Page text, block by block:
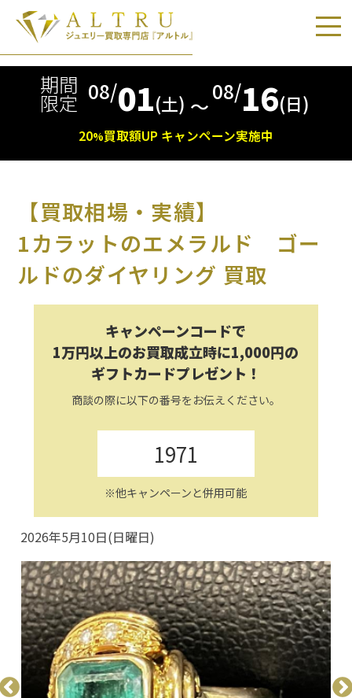
期間
限定 08/01(土) 〜
08/16(日)
20%買取額UP キャンペーン実施中
【買取相場・実績】
1カラットのエメラルド ゴー
ルドのダイヤリング 買取
キャンペーンコードで
1万円以上のお買取成立時に1,000円の
ギフトカードプレゼント！
商談の際に以下の番号をお伝えください。
1971
※他キャンペーンと併用可能
2026年5月10日(日曜日)